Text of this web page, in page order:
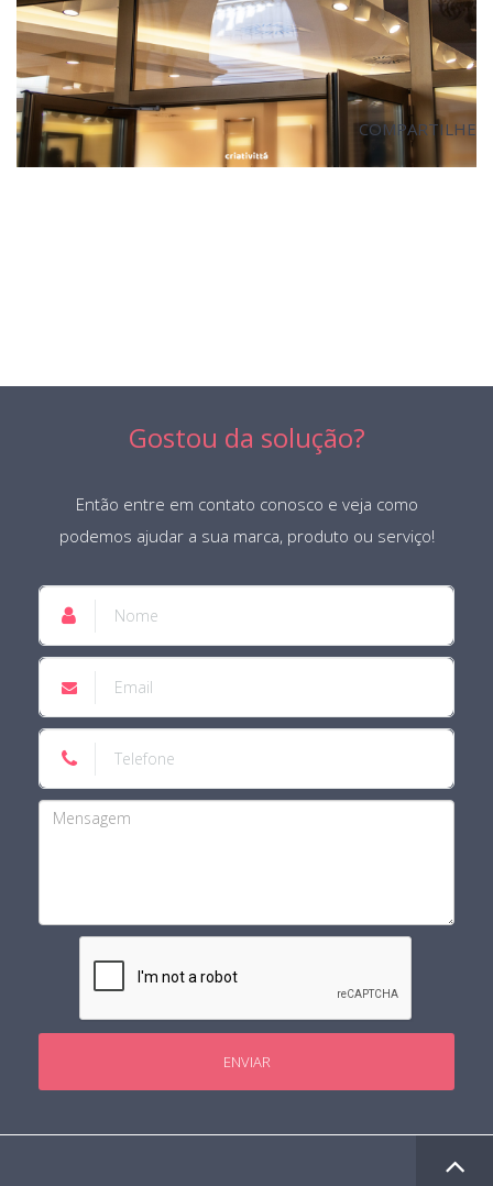
COMPARTILHE
Gostou da solução?
Então entre em contato conosco e veja como
podemos ajudar a sua marca, produto ou serviço!
ENVIAR